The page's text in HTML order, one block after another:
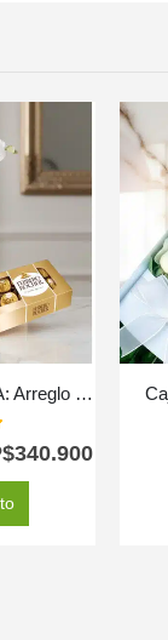
Orquídea ESTRELLA: Arreglo de Doble Vara con Chocolates ✨
5 340.900